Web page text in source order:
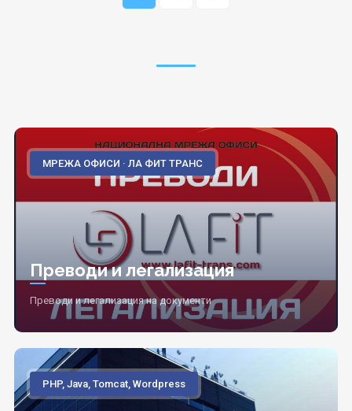
МРЕЖА ОФИСИ · ЛА ФИТ ТРАНС
Преводи и легализация
Преводи и легализация на документи
PHP, Java, Tomcat, Wordpress